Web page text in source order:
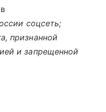
соцсеть;
признанной
и запрещенной